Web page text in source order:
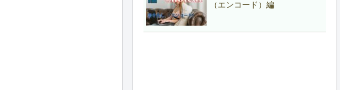
（エンコード）編